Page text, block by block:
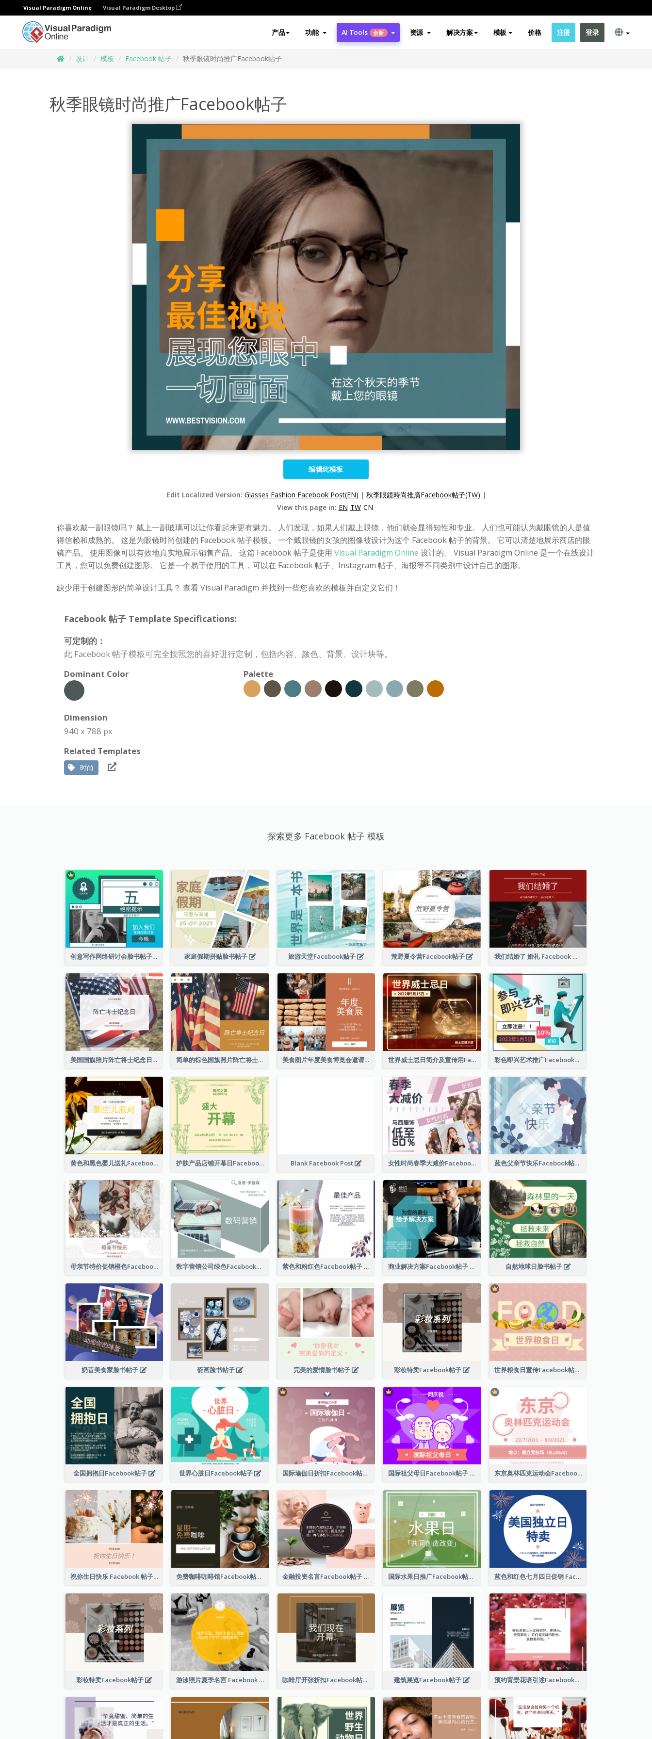
Visual Paradigm Online Visual Paradigm Desktop
产品 功能 AI Tools 全新 资源 解决方案 模板 价格 注册 登录
设计 模板 Facebook 帖子 秋季眼镜时尚推广Facebook帖子
秋季眼镜时尚推广Facebook帖子
编辑此模板
Edit Localized Version: Glasses Fashion Facebook Post(EN) | 秋季眼鏡時尚推廣Facebook帖子(TW) |
View this page in: EN TW CN
你喜欢戴一副眼镜吗？ 戴上一副玻璃可以让你看起来更有魅力。 人们发现，如果人们戴上眼镜，他们就会显得知性和专业。 人们也可能认为戴眼镜的人是值
得信赖和成熟的。 这是为眼镜时尚创建的 Facebook 帖子模板。 一个戴眼镜的女孩的图像被设计为这个 Facebook 帖子的背景。 它可以清楚地展示商店的眼
镜产品。 使用图像可以有效地真实地展示销售产品。 这篇 Facebook 帖子是使用 Visual Paradigm Online 设计的。 Visual Paradigm Online 是一个在线设计
工具，您可以免费创建图形。 它是一个易于使用的工具，可以在 Facebook 帖子、Instagram 帖子、海报等不同类别中设计自己的图形。
缺少用于创建图形的简单设计工具？ 查看 Visual Paradigm 并找到一些您喜欢的模板并自定义它们！
Facebook 帖子 Template Specifications:
可定制的：
此 Facebook 帖子模板可完全按照您的喜好进行定制，包括内容、颜色、背景、设计块等。
Dominant Color
Palette
Dimension
940 x 788 px
Related Templates
时尚
探索更多 Facebook 帖子 模板
创意写作网络研讨会脸书帖子 家庭假期拼贴脸书帖子 旅游天堂Facebook贴子 荒野夏令营Facebook帖子 我们结婚了 婚礼 Facebook 帖子
美国国旗照片阵亡将士纪念日庆祝活动Facebook帖子 简单的棕色国旗照片阵亡将士纪念日Facebook帖子 美食图片年度美食博览会邀请函Facebook帖子 世界威士忌日简介及宣传用Facebook帖子 彩色即兴艺术推广Facebook帖子
黄色和黑色婴儿送礼Facebook帖子 护肤产品店铺开幕日Facebook帖子 Blank Facebook Post 女性时尚春季大减价Facebook帖子 蓝色父亲节快乐Facebook帖子
母亲节特价促销橙色Facebook帖子 数字营销公司绿色Facebook帖子 紫色和粉红色Facebook帖子 商业解决方案Facebook帖子 自然地球日脸书帖子
奶昔美食家脸书帖子 瓷画脸书帖子 完美的爱情脸书帖子 彩妆特卖Facebook帖子 世界粮食日宣传Facebook帖子
全国拥抱日Facebook帖子 世界心脏日Facebook帖子 国际瑜伽日折扣Facebook帖子 国际祖父母日Facebook帖子 东京奥林匹克运动会Facebook帖子
祝你生日快乐 Facebook 帖子 免费咖啡咖啡馆Facebook帖子 金融投资名言Facebook帖子 国际水果日推广Facebook帖子 蓝色和红色七月四日促销 Facebook 帖子
彩妆特卖Facebook帖子 游泳照片夏季名言 Facebook 帖子 咖啡厅开张折扣Facebook帖子 建筑展览Facebook帖子 预约背景花语引述Facebook帖子